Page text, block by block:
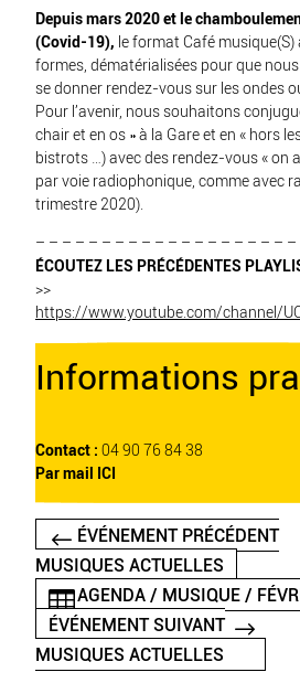
Depuis mars 2020 et le
(Covid-19), le format Café
formes, dématérialisées pour que
se donner rendez-vous sur les ondes
Pour l’avenir, nous souhaitons
chair et en os » à la Gare et en « hors
bistrots …) avec des rendez-vous « on
par voie radiophonique, comme avec
trimestre 2020).
– – – – – – – – – – – – – – – – – – –
ÉCOUTEZ LES PRÉCÉDENTES
>>
https://www.youtube.com/channel/
Informations
Contact : 04 90 76 84 38
Par mail
ICI
ÉVÉNEMENT PRÉCÉDENT
MUSIQUES ACTUELLES
AGENDA / MUSIQUE /
ÉVÉNEMENT SUIVANT
MUSIQUES ACTUELLES